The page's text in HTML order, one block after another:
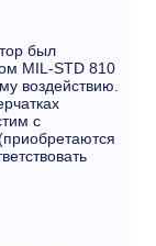
был
MIL-STD 810
воздействию.
с